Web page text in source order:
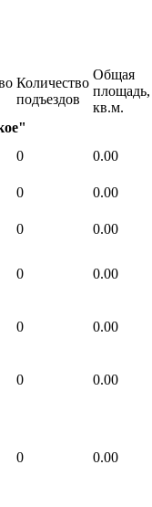
Количество
подъездов
Общая
площадь,
кв.м.
0
0.00
0
0.00
0
0.00
0 0.00
0 0.00
0 0.00
0 0.00